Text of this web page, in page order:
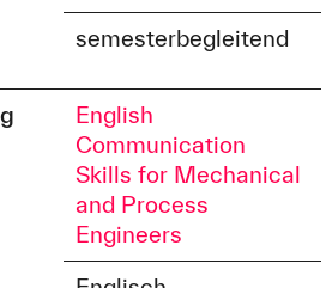
semesterbegleitend
English
Communication
Skills for Mechanical
and Process
Engineers